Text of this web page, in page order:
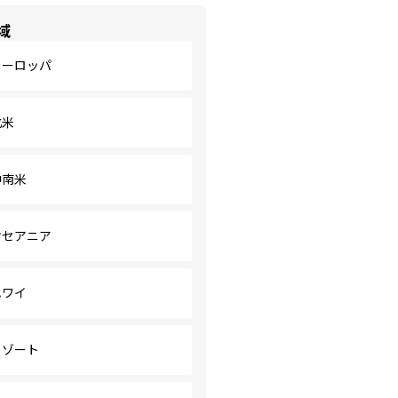
ロッパ
米
アニア
イ
ート